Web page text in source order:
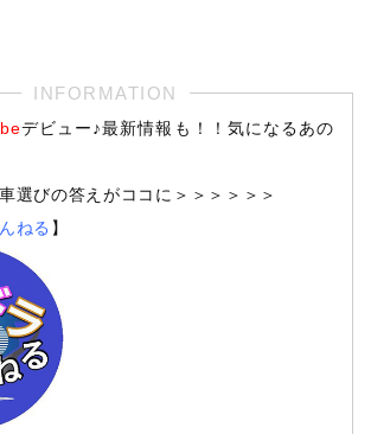
デビュー♪最新情報も！！気になるあの
選びの答えがココに＞＞＞＞＞＞
ねる 】